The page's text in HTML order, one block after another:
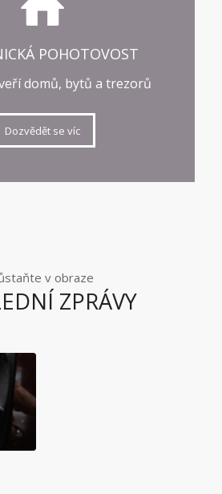
POHOTOVOST
domů, bytů a trezorů
Dozvědět se víc
v obraze
ZPRÁVY